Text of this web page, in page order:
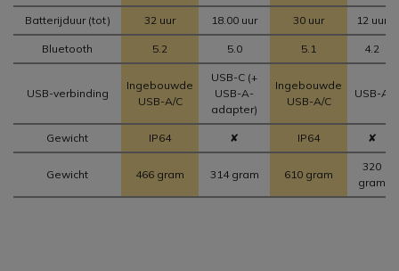
Batterijduur (tot) 32 uur 18.00 uur 30 uur 12 uur
Bluetooth 5.2 5.0 5.1 4.2
USB-verbinding
Ingebouwde
USB-A/C
USB-C (+
USB-A-
adapter)
Ingebouwde
USB-A/C
USB-A
Gewicht IP64 ✘ IP64 ✘
Gewicht 466 gram 314 gram 610 gram
320
gram